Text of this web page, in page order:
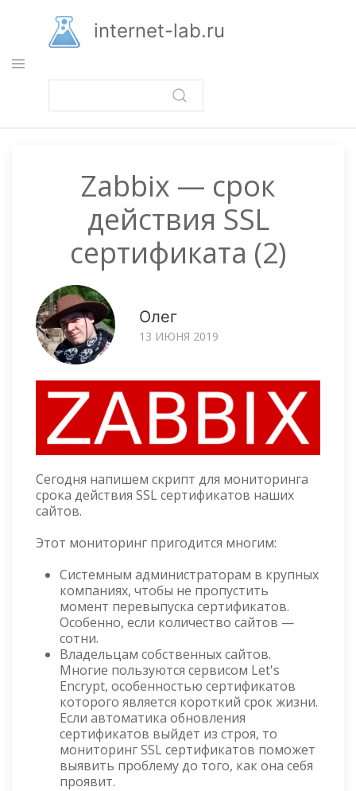
основному
содержанию
internet-lab.ru
Zabbix — срок
действия SSL
сертификата (2)
Олег
13 ИЮНЯ 2019
Сегодня напишем скрипт для мониторинга
срока действия SSL сертификатов наших
сайтов.
Этот мониторинг пригодится многим:
Системным администраторам в крупных
компаниях, чтобы не пропустить
момент перевыпуска сертификатов.
Особенно, если количество сайтов —
сотни.
Владельцам собственных сайтов.
Многие пользуются сервисом Let's
Encrypt, особенностью сертификатов
которого является короткий срок жизни.
Если автоматика обновления
сертификатов выйдет из строя, то
мониторинг SSL сертификатов поможет
выявить проблему до того, как она себя
проявит.